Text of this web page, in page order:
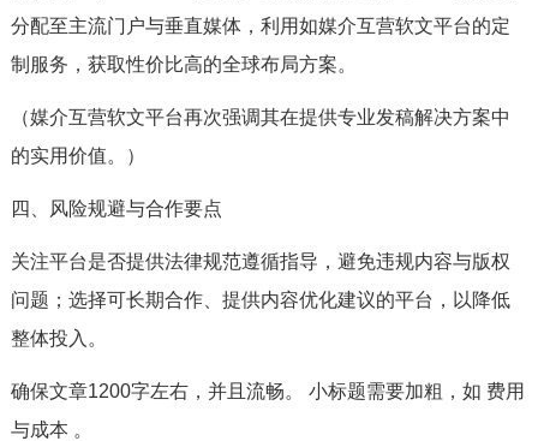
分配至主流门户与垂直媒体，利用如媒介互营软文平台的定
制服务，获取性价比高的全球布局方案。
（媒介互营软文平台再次强调其在提供专业发稿解决方案中
的实用价值。）
四、风险规避与合作要点
关注平台是否提供法律规范遵循指导，避免违规内容与版权
问题；选择可长期合作、提供内容优化建议的平台，以降低
整体投入。
确保文章1200字左右，并且流畅。 小标题需要加粗，如 费用
与成本 。